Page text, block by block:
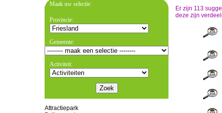
Maak uw selectie:
Provincie:
Gemeente:
Activiteit:
Attractiepark
Er zijn 113
deze zijn